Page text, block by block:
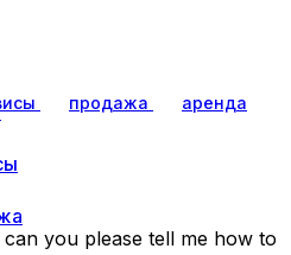
продажа
аренда
you please tell me how to